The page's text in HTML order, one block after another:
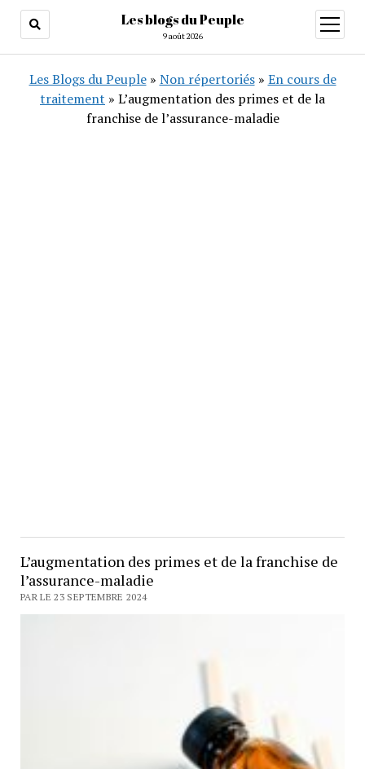
Les blogs du Peuple
9 août 2026
ouvrir
menu
Les Blogs du Peuple» Non répertoriés» En cours de
traitement » L’augmentation des primes et de la
franchise de l’assurance-maladie
L’augmentation des primes et de la franchise de
l’assurance-maladie
PAR LE 23 SEPTEMBRE 2024